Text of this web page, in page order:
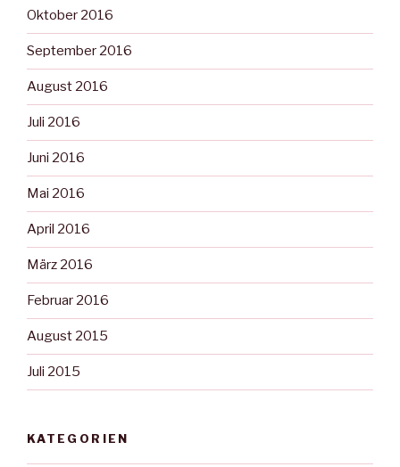
Oktober 2016
September 2016
August 2016
Juli 2016
Juni 2016
Mai 2016
April 2016
März 2016
Februar 2016
August 2015
Juli 2015
KATEGORIEN